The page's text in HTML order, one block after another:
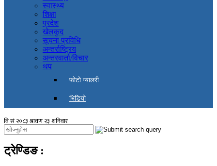
स्वास्थ्य
शिक्षा
प्रदेश
खेलकुद
सूचना प्रविधि
अन्तर्राष्ट्रिय
अन्तरवार्ता/विचार
थप
फोटो ग्यालरी
भिडियो
ट्रेण्डिङ :